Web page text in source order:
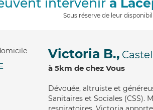
intervenir à
Sous réserve de leur
Victoria B.,
à 5km de chez Vous
Dévouée, altruiste et
Sanitaires et Sociales (CSS).